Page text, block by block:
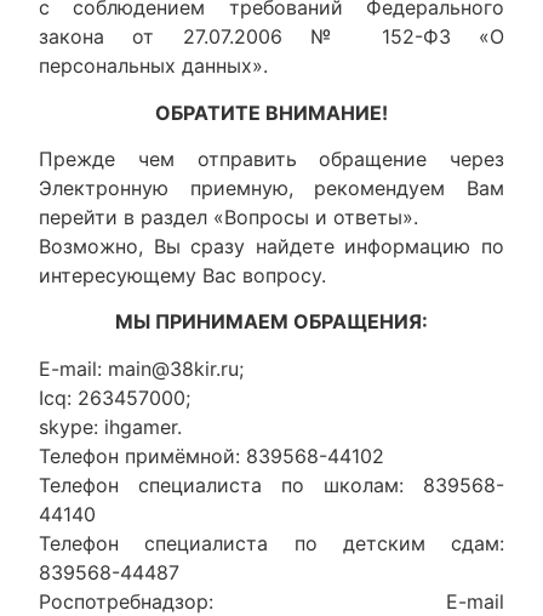
с соблюдением требований Федерального
закона от 27.07.2006 № 152-ФЗ «О
персональных данных».
ОБРАТИТЕ ВНИМАНИЕ!
Прежде чем отправить обращение через
Электронную приемную, рекомендуем Вам
перейти в раздел «Вопросы и ответы».
Возможно, Вы сразу найдете информацию по
интересующему Вас вопросу.
МЫ ПРИНИМАЕМ ОБРАЩЕНИЯ:
E-mail: main@38kir.ru;
Icq: 263457000;
skype: ihgamer.
Телефон примёмной: 839568-44102
Телефон специалиста по школам: 839568-
44140
Телефон специалиста по детским сдам:
839568-44487
Роспотребнадзор: E-mail